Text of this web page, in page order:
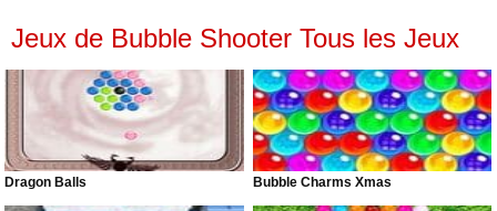
Jeux de Bubble Shooter Tous les Jeux
Dragon Balls Bubble Charms Xmas